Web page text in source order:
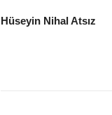
Hüseyin Nihal Atsız